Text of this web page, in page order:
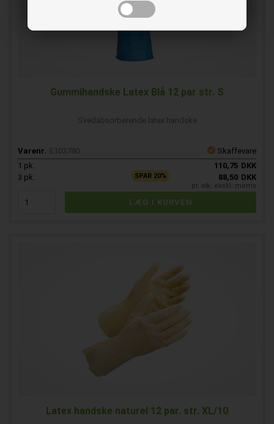
Gummihandske Latex Blå 12 par str. S
Svedabsorberende latex handske
Varenr. E103780
Skaffevare
1 pk. 110,75 DKK
3 pk. SPAR 20% 88,50 DKK
pr. stk. ekskl. moms
Latex handske naturel 12 par. str. XL/10